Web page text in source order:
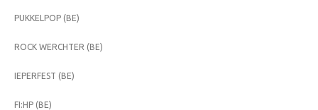
PUKKELPOP (BE)
ROCK WERCHTER (BE)
IEPERFEST (BE)
FI:HP (BE)